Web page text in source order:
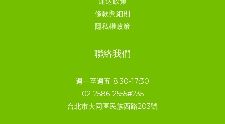
條款與細則
隱私權政策
聯絡我們
週一至週五 8:30-17:30
02-2586-2555#235
台北市大同區民族西路203號